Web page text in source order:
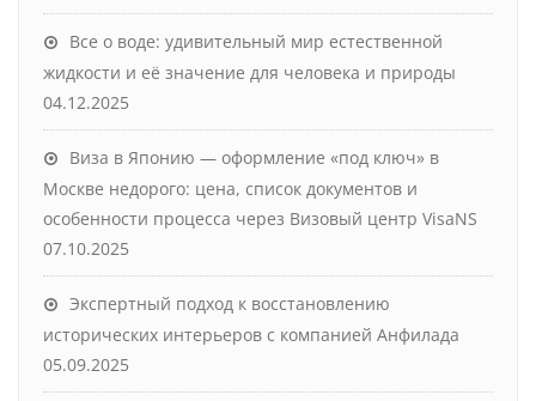
Все о воде: удивительный мир естественной
жидкости и её значение для человека и природы
04.12.2025
Виза в Японию — оформление «под ключ» в
Москве недорого: цена, список документов и
особенности процесса через Визовый центр VisaNS
07.10.2025
Экспертный подход к восстановлению
исторических интерьеров с компанией Анфилада
05.09.2025